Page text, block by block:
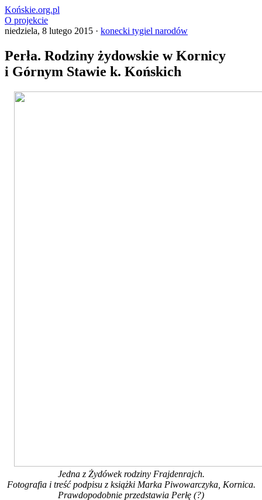
Końskie.org.pl
O projekcie
niedziela, 8 lutego 2015 · konecki tygiel narodów
Perła. Rodziny żydowskie w Kornicy
i Górnym Stawie k. Końskich
Jedna z Żydówek rodziny Frajdenrajch.
Fotografia i treść podpisu z książki Marka Piwowarczyka, Kornica.
Prawdopodobnie przedstawia Perłę (?)